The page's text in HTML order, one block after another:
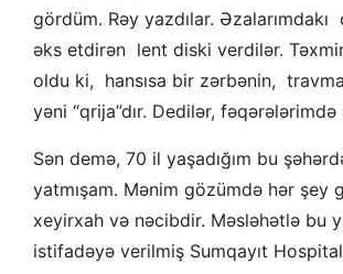
gördüm. Rəy yazdılar. Əzalarımdakı
əks etdirən lent diski verdilər.
oldu ki, hansısa bir zərbənin,
yəni “qrija”dır. Dedilər,
Sən demə, 70 il yaşadığım bu
yatmışam. Mənim gözümdə hər şey
xeyirxah və nəcibdir. Məsləhətlə bu
istifadəyə verilmiş Sumqayıt